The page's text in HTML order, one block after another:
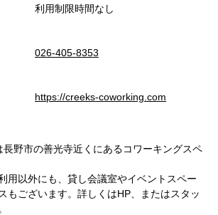
利用制限時間なし
026-405-8353
https://creeks-coworking.com
長野市の善光寺近くにあるコワーキングスペ
用以外にも、貸し会議室やイベントスペー
もございます。詳しくはHP、またはスタッ